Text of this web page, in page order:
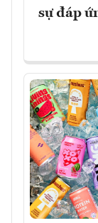
sự đáp